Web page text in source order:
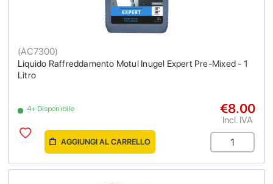
Liquido Raffreddamento Motul Inugel Expert Pre-Mixed - 1
Litro
(AC7300)
4+ Disponibile €8.00
Incl. IVA
AGGIUNGI AL CARRELLO